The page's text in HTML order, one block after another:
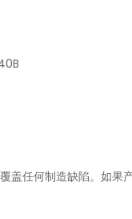
覆盖任何制造缺陷。如果